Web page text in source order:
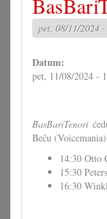
&
Band
pet, 08/11/2024
Datum:
pet, 11/08/2024 -
BasBariTenori
Beču
14:30 Otto
15:30
16:30